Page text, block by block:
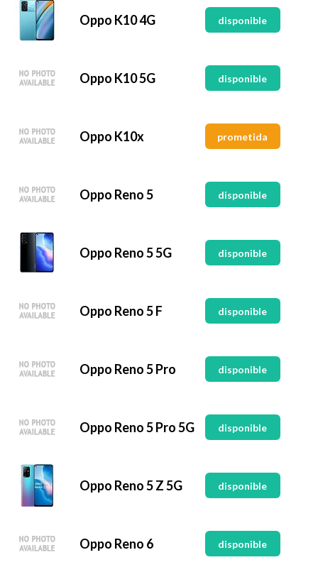
Oppo K10 4G disponible
Oppo K10 5G disponible
Oppo K10x prometida
Oppo Reno 5 disponible
Oppo Reno 5 5G disponible
Oppo Reno 5 F disponible
Oppo Reno 5 Pro disponible
Oppo Reno 5 Pro 5G disponible
Oppo Reno 5 Z 5G disponible
Oppo Reno 6 disponible